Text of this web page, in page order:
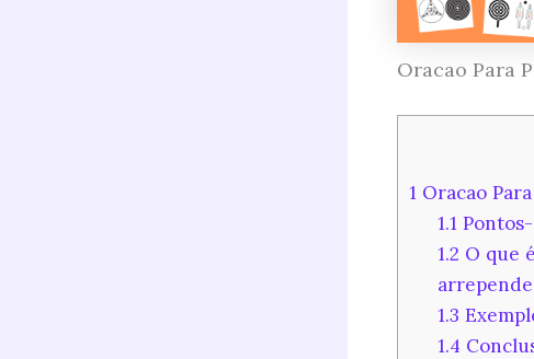
Oracao Para
1 Oracao
1.1Pontos-
1.2 O que
1.3
1.4